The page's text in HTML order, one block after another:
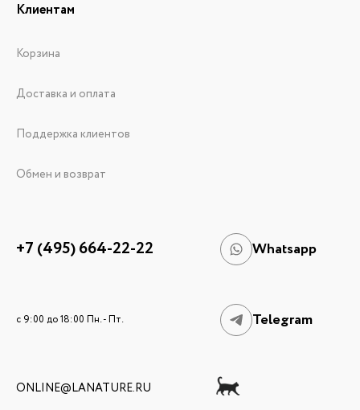
Клиентам
Корзина
Доставка и оплата
Поддержка клиентов
Обмен и возврат
+7 (495) 664-22-22 Whatsapp
c 9:00 до 18:00 Пн. - Пт. Telegram
ONLINE@LANATURE.RU